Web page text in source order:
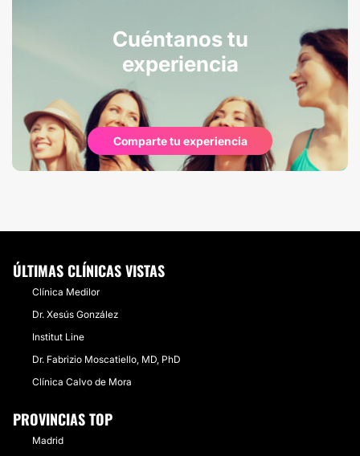
Cuéntanos tu
experiencia
Comparte tu experiencia
ÚLTIMAS CLÍNICAS VISTAS
Clínica Medilor
Dr. Xesús González
Institut Line
Dr. Fabrizio Moscatiello, MD, PhD
Clínica Calvo de Mora
PROVINCIAS TOP
Madrid